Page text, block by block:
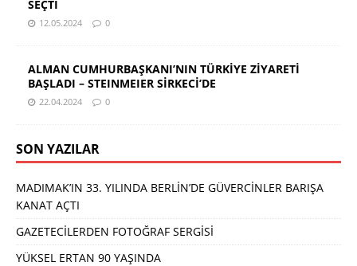
SEÇTİ
12.05.2024 0
ALMAN CUMHURBAŞKANI’NIN TÜRKİYE ZİYARETİ
BAŞLADI – STEINMEIER SİRKECİ’DE
22.04.2024 0
SON YAZILAR
MADIMAK’IN 33. YILINDA BERLİN’DE GÜVERCİNLER BARIŞA
KANAT AÇTI
GAZETECİLERDEN FOTOĞRAF SERGİSİ
YÜKSEL ERTAN 90 YAŞINDA